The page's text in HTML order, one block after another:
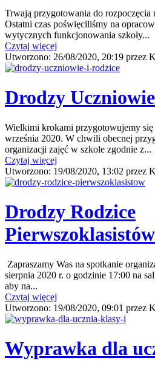
Trwają przygotowania do rozpoczęcia
Ostatni czas poświęciliśmy na
wytycznych funkcjonowania szkoły...
Czytaj więcej
Utworzono: 26/08/2020, 20:19 przez
Drodzy
Wielkimi krokami przygotowujemy się
września 2020. W chwili obecnej
organizacji zajęć w szkole zgodnie z...
Czytaj więcej
Utworzono: 19/08/2020, 13:02 przez
Drodzy Rodzice
Pierwszoklasistów
Zapraszamy Was na spotkanie
sierpnia 2020 r. o godzinie 17:00 na
aby na...
Czytaj więcej
Utworzono: 19/08/2020, 09:01 przez
Wyprawka dla